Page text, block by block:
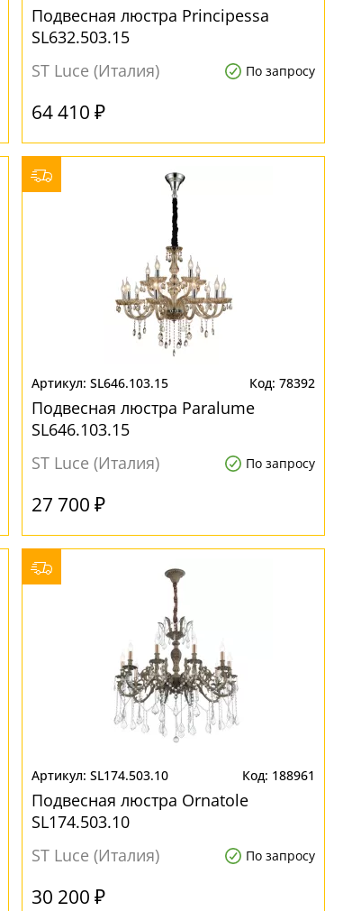
Подвесная люстра Principessa
SL632.503.15
ST Luce (Италия)
По запросу
64 410 ₽
SL646.103.15 78392
Подвесная люстра Paralume
SL646.103.15
ST Luce (Италия)
По запросу
27 700 ₽
SL174.503.10 188961
Подвесная люстра Ornatole
SL174.503.10
ST Luce (Италия)
По запросу
30 200 ₽